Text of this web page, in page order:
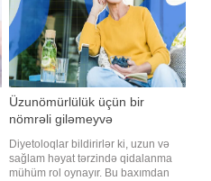
Üzunömürlülük üçün bir
nömrəli giləmeyvə
Diyetoloqlar bildirirlər ki, uzun və
sağlam həyat tərzində qidalanma
mühüm rol oynayır. Bu baxımdan